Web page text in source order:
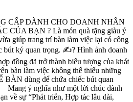
CẤP DÀNH CHO DOANH NHÂN
CỦA BẠN ? Là món quà tặng giàu ý
giúp trang trí bàn làm việc lại có công
bút ký quan trọng. ✍? Hình ảnh doanh
đồng đã trở thành biểu tượng của khát
bàn làm việc không thể thiếu những
dùng để chứa chiếc bút quan
Mang ý nghĩa như một lời chúc dành
về sự “Phát triển, Hợp tác lâu dài,